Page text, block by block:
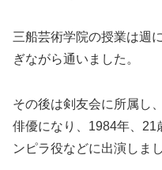
三船芸術学院の授業は週
ぎながら通いました。
その後は剣友会に所属し
俳優になり、1984年、21
ンピラ役などに出演しまし